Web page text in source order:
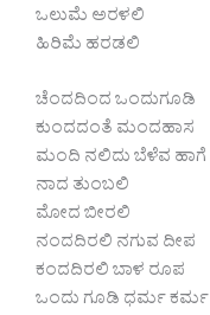
ಒಲುಮೆ ಅರಳಲಿ
ಹಿರಿಮೆ ‌ಹರಡಲಿ
ಚೆಂದದಿಂದ ಒಂದುಗೂಡಿ
ಕುಂದದಂತೆ ಮಂದಹಾಸ
ಮಂದಿ ನಲಿದು ಬೆಳೆವ ಹಾಗೆ
ನಾದ ತುಂಬಲಿ
ಮೋದ ಬೀರಲಿ
ನಂದದಿರಲಿ ನಗುವ ದೀಪ
ಕಂದದಿರಲಿ ಬಾಳ ರೂಪ
ಒಂದು ಗೂಡಿ ಧರ್ಮ ಕರ್ಮ